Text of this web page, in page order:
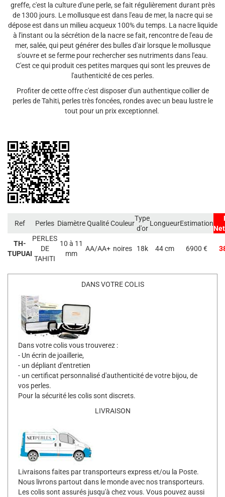
greffe, c'est la culture d'une perle, se fait régulièrement durant près
de 1300 jours. Le mollusque est dans l'eau de mer, la nacre qui se
dépose est dans un milieu acqueux 100% du temps. La nacre liquide
à l'instant ou la sécrétion de la nacre se fait, rencontre de l'eau de
mer, salée, qui peut générer des bulles d'air lorsque le mollusque
s'ouvre et se ferme pour rechercher ses nutriments dans l'eau.
C'est ce qui produit ces petites marques qui sont les preuves de
l'authenticité de ces perles.
Profiter de cette offre c'est disposer d'un authentique collier de
perles de Tahiti, perles très foncées, rondes avec un beau lustre le
tout pour un prix exceptionnel.
Ref Perles DiamètreQualitéCouleur
Type
d'or
LongueurEstimation
TH-
TUPUAI
PERLES
DE
TAHITI
10 à 11
mm
AA/AA+ noires 18k 44 cm 6900 €
DANS VOTRE COLIS
Dans votre colis vous trouverez :
- Un écrin de joaillerie,
- un dépliant d'entretien
- un certificat personnalisé d'authenticité de votre bijou, de
vos perles.
Pour la sécurité les colis sont discrets.
LIVRAISON
Livraisons faites par transporteurs express et/ou la Poste.
Nous livrons partout dans le monde avec nos transporteurs.
Les colis sont assurés jusqu'à chez vous. Vous pouvez aussi